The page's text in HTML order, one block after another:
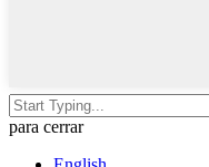
para cerrar